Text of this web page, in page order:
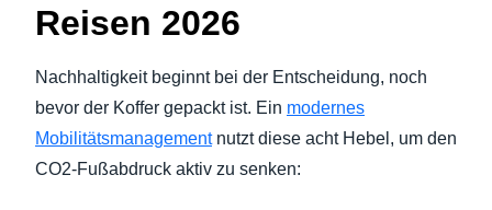
Reisen 2026
Nachhaltigkeit beginnt bei der Entscheidung, noch
bevor der Koffer gepackt ist. Ein modernes
Mobilitätsmanagementnutzt diese acht Hebel, um den
CO2-Fußabdruck aktiv zu senken: